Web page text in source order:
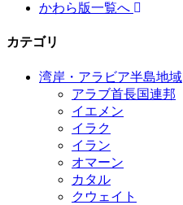
かわら版一覧へ
カテゴリ
湾岸・アラビア半島地域
アラブ首長国連邦
イエメン
イラク
イラン
オマーン
カタル
クウェイト